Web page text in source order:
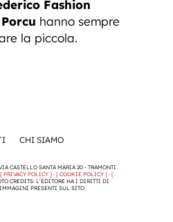
Fashion
hanno sempre
la piccola.
CHI SIAMO
CASTELLO SANTA MARIA 20 - TRAMONTI
[ PRIVACY POLICY ]· [ COOKIE POLICY ]· [
CREDITS: L'EDITORE HA I DIRITTI DI
PRESENTI SUL SITO